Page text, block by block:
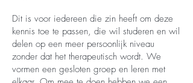
Dit is voor iedereen die zin heeft om deze
kennis toe te passen, die wil studeren en wil
delen op een meer persoonlijk niveau
zonder dat het therapeutisch wordt. We
vormen een gesloten groep en leren met